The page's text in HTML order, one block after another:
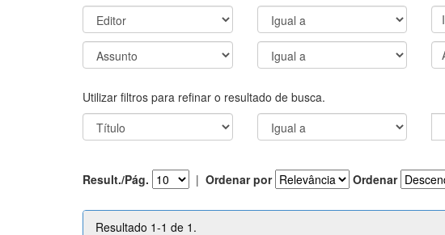
Utilizar filtros para refinar o resultado de busca.
Result./Pág. | Ordenar por Ordenar
Resultado 1-1 de 1.